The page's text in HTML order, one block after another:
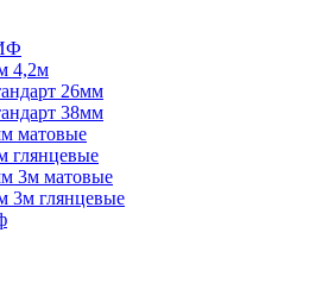
4,2м
26мм
38мм
матовые
глянцевые
3м матовые
3м глянцевые